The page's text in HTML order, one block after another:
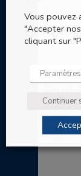
Vous pouvez
"Accepter
cliquant sur
Continuer